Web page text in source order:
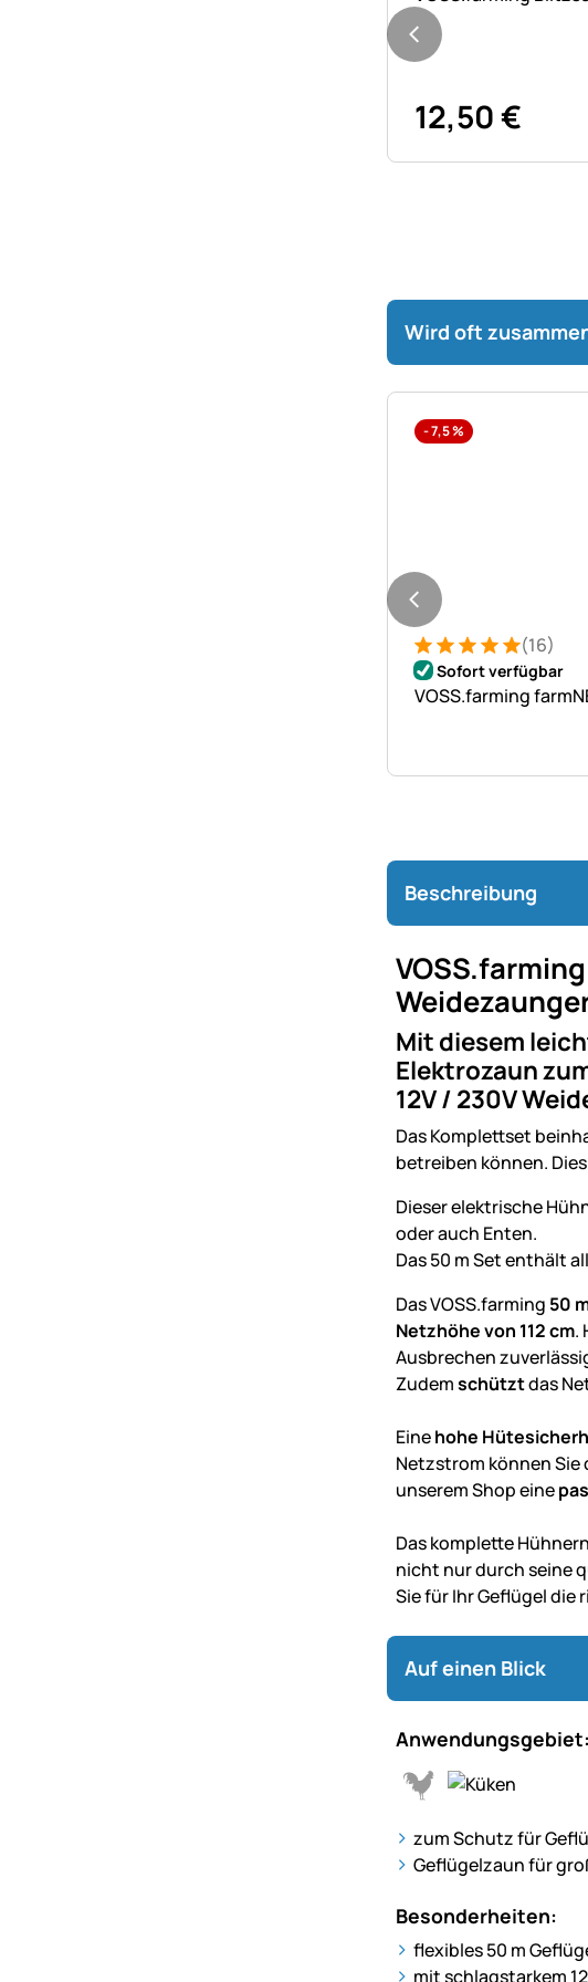
12,50€
Wird oft
-7,5%
Bewertung: 5 von 5
16 Bewertungen
(16)
Sofort verfügbar
VOSS.farming
Beschreibung
Mit diesem
Elektrozaun
12V / 230V
Das Komplettset
betreiben können.
Dieser elektrische
oder auch Enten.
Das 50 m Set enthält
Das VOSS.farming 50
Netzhöhe von 112 cm.
Ausbrechen
Zudemschütztdas
Einehohe
Netzstrom können Sie
unserem Shop eine
Das komplette
nicht nur durch seine
Sie für Ihr Geflügel die
Auf einen Blick
Anwendungsgebiet:
zum Schutz für
Geflügelzaun für
Besonderheiten:
flexibles 50 m
mit schlagstarkem